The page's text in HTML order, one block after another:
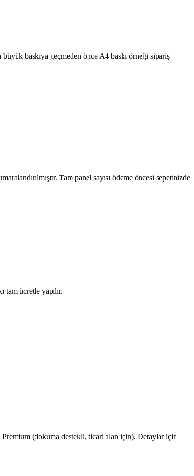
baskıya geçmeden önce A4 baskı örneği sipariş
Tam panel sayısı ödeme öncesi sepetinizde
tam ücretle yapılır.
Premium (dokuma destekli, ticari alan için). Detaylar için